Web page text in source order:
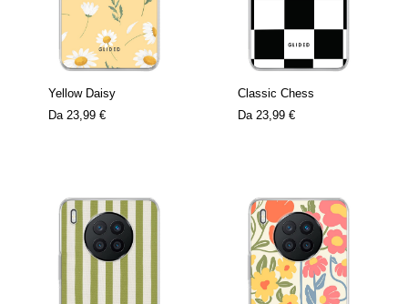
Yellow Daisy
Da 23,99 €
Classic Chess
Da 23,99 €